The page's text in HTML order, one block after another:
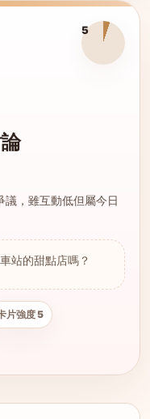
5
，雖互動低但屬今日
站的甜點店嗎？
片強度 5